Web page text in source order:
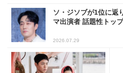
ソ・ジソブが1位に返
マ出演者 話題性トッ
2026.07.29